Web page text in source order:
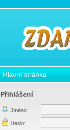
Hlavní stránka
Přihlášení
Jméno:
Heslo: